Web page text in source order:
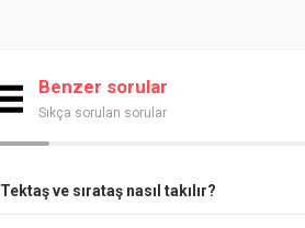
Benzer sorular
Sıkça sorulan sorular
Tektaş ve sırataş nasıl takılır?